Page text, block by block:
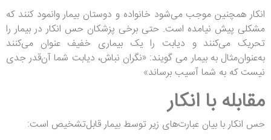
انکار همچنین موجب می‌شود خانواده و دوستان بیمار وانمود کنند که
مشکلی پیش نیامده است. حتی برخی پزشکان حس انکار در بیمار را
تحریک می‌کنند و دیابت را یک بیماری خفیف عنوان می‌کنند
به‌عنوان‌مثال به بیمار می گویند: «نگران نباش، دیابت شما آن‌قدر جدی
نیست که به شما آسیب برساند»
مقابله با انکار
حس انکار با بیان عبارت‌های زیر توسط بیمار قابل‌تشخیص است: